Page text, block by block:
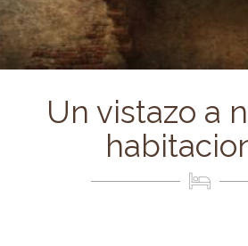
Un vistazo a